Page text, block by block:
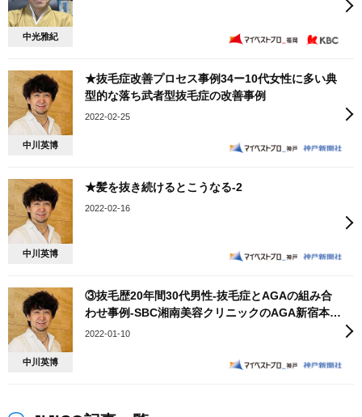
中光雅紀
中川英博
★抜毛症改善プロセス事例34ー10代⼥性に多い典
型的な落ち武者型抜⽑症の改善事例
2022-02-25
中川英博
★髪を抜き続けるとこうなる-2
2022-02-16
中川英博
③抜毛歴20年間30代男性-抜毛症とAGAの組み合
わせ事例-SBC湘南美容クリニックのAGA新宿本院
医院長笠井敬一郎氏とのコラボ動画第6弾！
2022-01-10